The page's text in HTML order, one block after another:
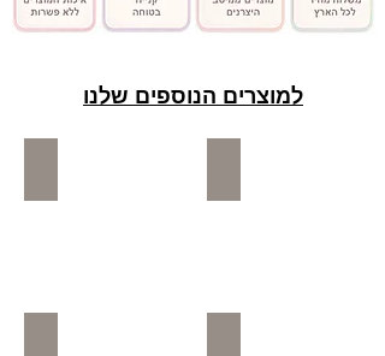
למוצרים הנוספים שלנו